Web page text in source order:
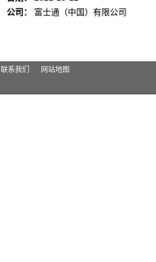
公司：
富士通（中国）有限公司
联系我们 网站地图